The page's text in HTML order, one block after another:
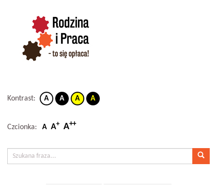
Kontrast: A A A A
Czcionka: A A+ A++